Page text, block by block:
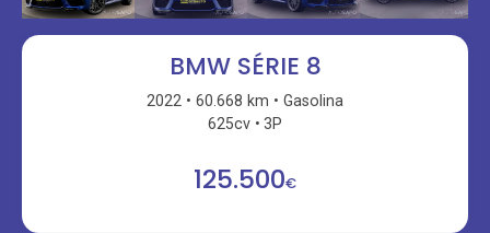
BMW SÉRIE 8
2022 60.668 km
Gasolina
625cv
3P
125.500€